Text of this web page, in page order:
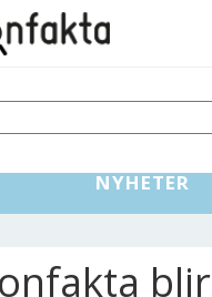
NYHETER
blir